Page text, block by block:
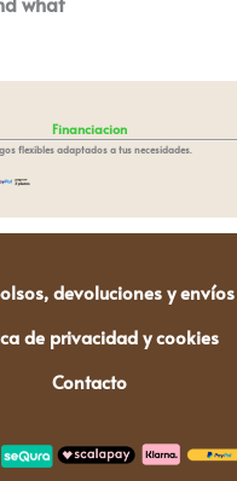
Financiacion
flexibles adaptados a tus necesidades.
devoluciones y envíos
de privacidad y cookies
Contacto